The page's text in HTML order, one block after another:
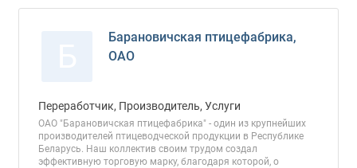
Барановичская птицефабрика,
ОАО
Переработчик, Производитель, Услуги
ОАО "Барановичская птицефабрика" - один из крупнейших
производителей птицеводческой продукции в Республике
Беларусь. Наш коллектив своим трудом создал
эффективную торговую марку, благодаря которой, о